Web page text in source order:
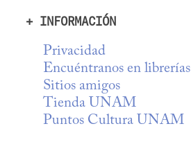
+ INFORMACIÓN
Privacidad
Encuéntranos en librerías
Sitios amigos
Tienda UNAM
Puntos Cultura UNAM